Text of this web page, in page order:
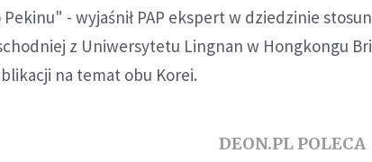
Pekinu" - wyjaśnił PAP ekspert w dziedzinie
z Uniwersytetu Lingnan w Hongkongu
na temat obu Korei.
DEON.PL POLECA